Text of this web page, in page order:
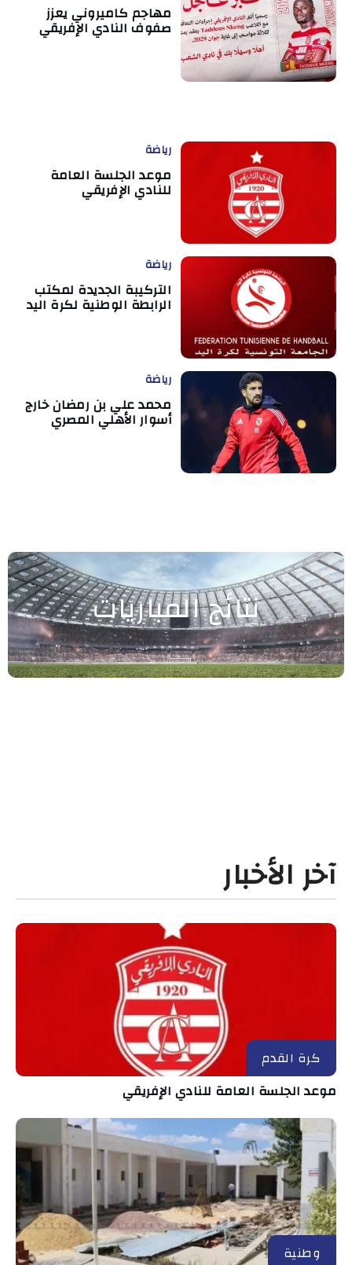
مهاجم كاميروني يعزز
صفوف النادي الإفريقي
رياضة
موعد الجلسة العامة
للنادي الإفريقي
رياضة
التركيبة الجديدة لمكتب
الرابطة الوطنية لكرة اليد
رياضة
محمد علي بن رمضان خارج
أسوار الأهلي المصري
نتائج المباريات
آخر الأخبار
كرة القدم
موعد الجلسة العامة للنادي الإفريقي
وطنية